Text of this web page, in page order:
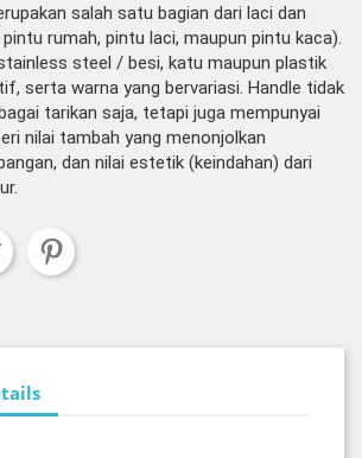
salah satu bagian dari laci dan
rumah, pintu laci, maupun pintu kaca).
steel / besi, katu maupun plastik
serta warna yang bervariasi. Handle tidak
tarikan saja, tetapi juga mempunyai
nilai tambah yang menonjolkan
dan nilai estetik (keindahan) dari